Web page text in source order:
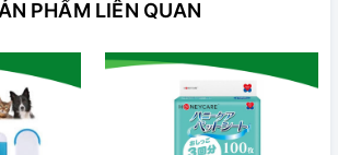
PHẨM LIÊN QUAN